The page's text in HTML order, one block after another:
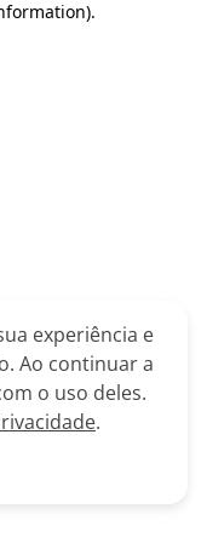
.
experiência e
Ao continuar a
o uso deles.
.